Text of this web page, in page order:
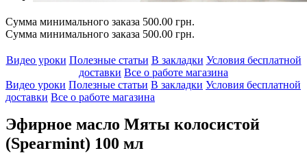
Сумма минимального заказа 500.00 грн.
Сумма минимального заказа 500.00 грн.
Видео уроки Полезные статьи В закладки Условия бесплатной
доставки Все о работе магазина
Видео уроки Полезные статьи В закладки Условия бесплатной
доставки Все о работе магазина
Эфирное масло Мяты колосистой
(Spearmint) 100 мл